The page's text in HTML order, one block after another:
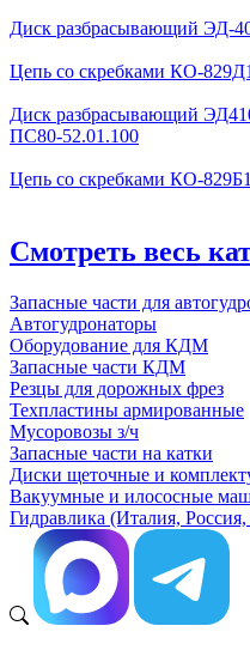
Диск разбрасывающий ЭД-
Цепь со скребками КО-
Диск разбрасывающий
ПС80-52.01.100
Цепь со скребками КО-
Смотреть весь
Запасные части для
Автогудронаторы
Оборудование для КДМ
Запасные части КДМ
Резцы для дорожных фрез
Техпластины армированные
Мусоровозы з/ч
Запасные части на катки
Диски щеточные и
Вакуумные и илососные
Гидравлика (Италия,